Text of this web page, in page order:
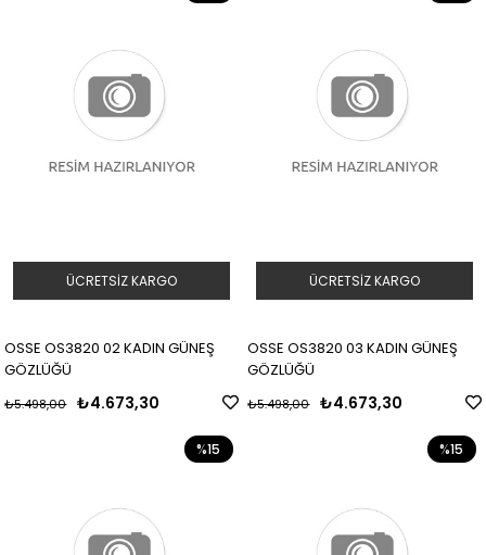
OSSE OS3820 02 KADIN GÜNEŞ
GÖZLÜĞÜ
₺4.673,30
₺5.498,00
ÜCRETSIZ KARGO
OSSE OS3820 03 KADIN GÜNEŞ
GÖZLÜĞÜ
₺4.673,30
₺5.498,00
ÜCRETSIZ KARGO
%15 %15